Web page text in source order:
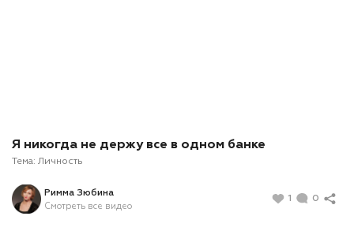
Я никогда не держу все в одном банке
Тема: Личность
Римма Зюбина
Смотреть все видео
1 0